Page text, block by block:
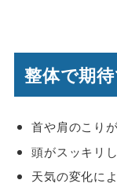
整体で期
首や肩のこり
頭がスッキリ
天気の変化に